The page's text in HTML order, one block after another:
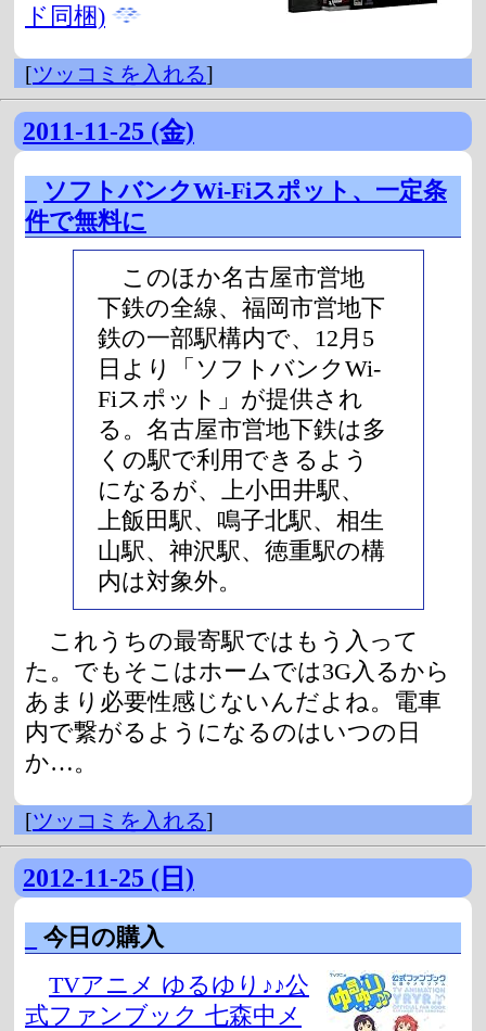
ド同梱)
[ツッコミを入れる]
2011-11-25 (金)
ソフトバンクWi-Fiスポット、一定条
件で無料に
このほか名古屋市営地
下鉄の全線、福岡市営地下
鉄の一部駅構内で、12月5
日より「ソフトバンクWi-
Fiスポット」が提供され
る。名古屋市営地下鉄は多
くの駅で利用できるよう
になるが、上小田井駅、
上飯田駅、鳴子北駅、相生
山駅、神沢駅、徳重駅の構
内は対象外。
これうちの最寄駅ではもう入って
た。でもそこはホームでは3G入るから
あまり必要性感じないんだよね。電車
内で繋がるようになるのはいつの日
か…。
[ツッコミを入れる]
2012-11-25 (日)
今日の購入
TVアニメ ゆるゆり♪♪公
式ファンブック 七森中メ